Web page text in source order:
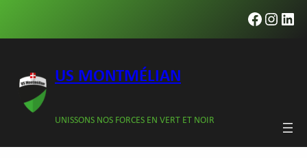
US MONTMÉLIAN
UNISSONS NOS FORCES EN VERT ET NOIR